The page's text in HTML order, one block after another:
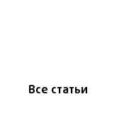
Все статьи